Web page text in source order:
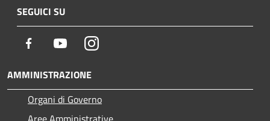
SEGUICI SU
Facebook YoutubeInstagram
AMMINISTRAZIONE
Organi di Governo